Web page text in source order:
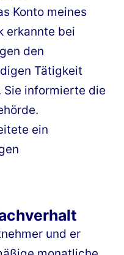
Konto meines
erkannte bei
den
Tätigkeit
Sie informierte die
ein
und er